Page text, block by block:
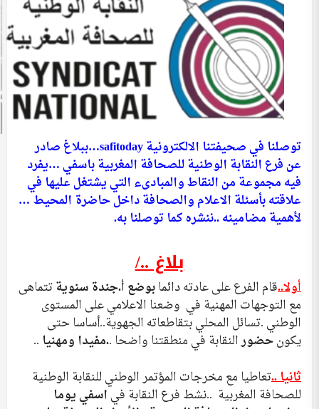
توصلنا في صحيفتنا الالكترونية safitoday…ببلاغ صادر
عن فرع النقابة الوطنية للصحافة المغربية باسفي …يفرد
فيه مجموعة من النقاط والمبادىء التي يشتغل عليها في
علاقته بأسئلة الاعلام والصحافة داخل حاضرة المحيط …
لأهمية مضامينه ..ننشره كما توصلنا به.
بلاغ ../
أولا..قام الفرع على عادته دائمابوضع أ.جندة سنويةتتماهى
مع التوجهات المهنية في وضعنا الاعلامي على المستوى
الوطني .تسائل المحلي بتقاطعاته الجهوية..أساسا حتى
يكونحضورالنقابة في منطقتنا واضحا ..مفيدا ومهنيا ..
ثانيا ..تعاطيا مع مخرجات المؤتمر الوطني للنقابة الوطنية
للصحافة المغربية ..نشط فرع النقابة في اسفي يوما